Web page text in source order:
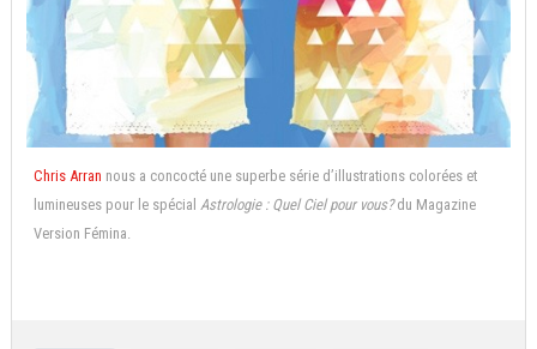
Chris Arran nous a concocté une superbe série d’illustrations colorées et
lumineuses pour le spécial Astrologie : Quel Ciel pour vous?du Magazine
Version Fémina.